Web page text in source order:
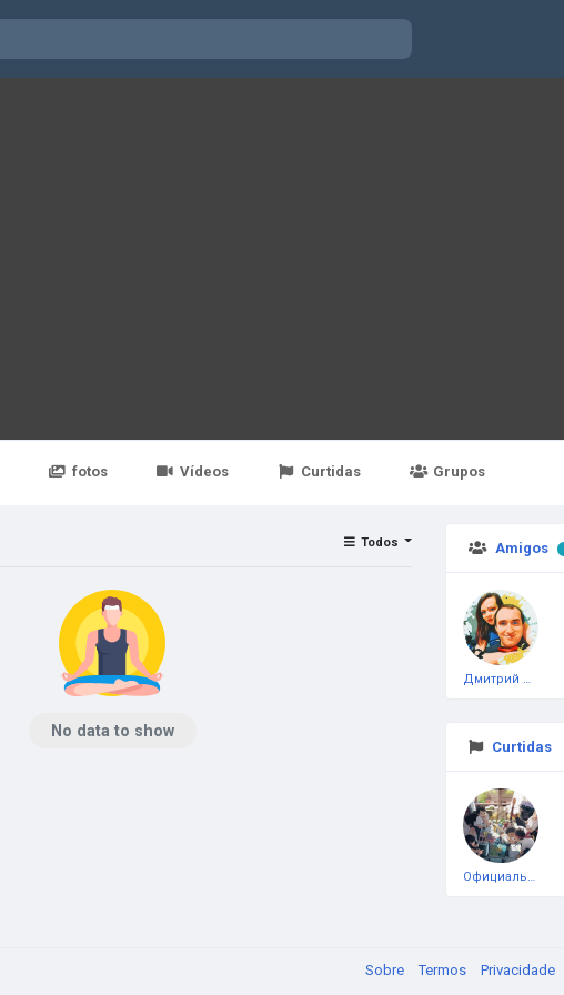
fotos Vídeos Curtidas Grupos
Amigos
Дмитрий Чеботарёв
Curtidas
Официальная тестовая страница
Todos
No data to show
Sobre Termos Privacidade